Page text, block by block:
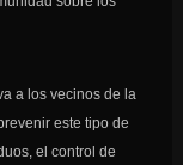
a los vecinos de la
este tipo de
el control de